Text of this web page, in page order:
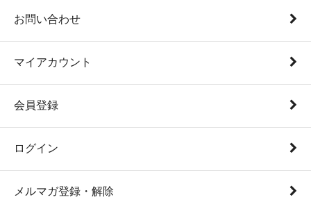
お問い合わせ
マイアカウント
会員登録
ログイン
メルマガ登録・解除